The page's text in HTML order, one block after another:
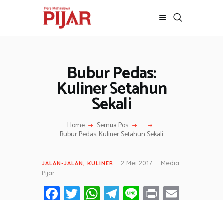
Bubur Pedas:
Kuliner Setahun
Sekali
Home Semua Pos ...
Bubur Pedas: Kuliner Setahun Sekali
BERITA
ADVERTORIAL
SOSOK
HIBURAN
JALAN-JALAN
OLAHRAGA
OPINI
d
.
JALAN-JALAN, KULINER 2 Mei 2017
Media
Pijar
Fa T W T Li Pr